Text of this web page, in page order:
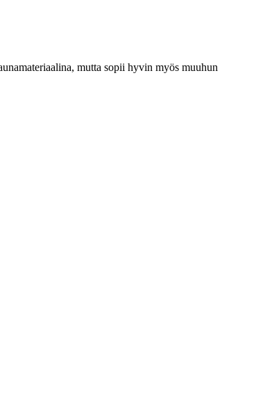
mutta sopii hyvin myös muuhun